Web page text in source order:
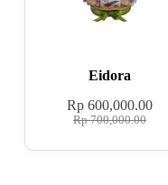
Eidora
Rp700,000.00
Rp600,000.00